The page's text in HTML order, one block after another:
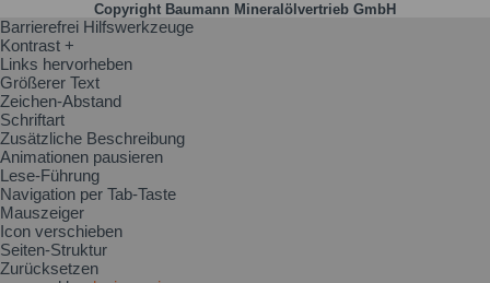
Copyright Baumann Mineralölvertrieb GmbH
Barrierefrei Hilfswerkzeuge
Kontrast +
Links hervorheben
Größerer Text
Zeichen-Abstand
Schriftart
Zusätzliche Beschreibung
Animationen pausieren
Lese-Führung
Navigation per Tab-Taste
Mauszeiger
Icon verschieben
Seiten-Struktur
Zurücksetzen